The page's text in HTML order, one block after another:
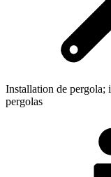
Installation de pergola;
pergolas